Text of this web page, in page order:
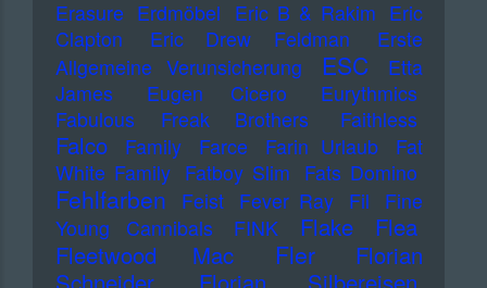
Erasure Erdmöbel Eric B & Rakim Eric
Clapton
Eric Drew Feldman
Erste
Allgemeine Verunsicherung
ESC
Etta
James
Eugen Cicero
Eurythmics
Fabulous Freak Brothers
Faithless
Falco Family Farce Farin Urlaub
Fat
White Family Fatboy Slim Fats Domino
Fehlfarben Feist Fever Ray Fil
Fine
Young Cannibals
FINK Flake
Flea
Fleetwood Mac
Fler
Florian